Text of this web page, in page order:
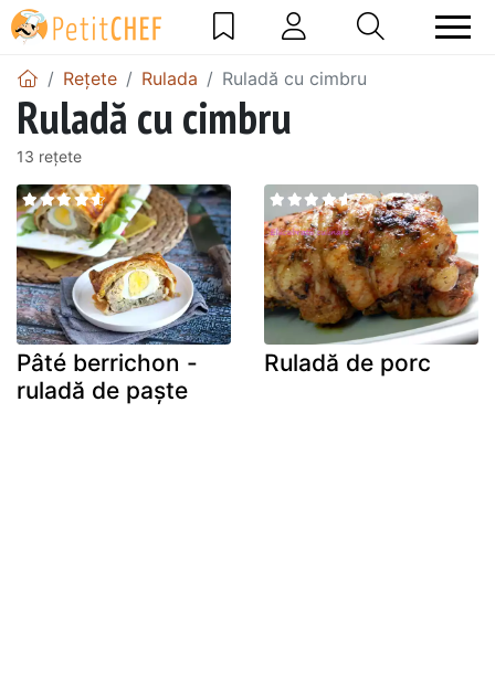
Rețete Rulada Ruladă cu cimbru
Ruladă cu cimbru
13 rețete
Pâté berrichon -
ruladă de paște
Ruladă de porc